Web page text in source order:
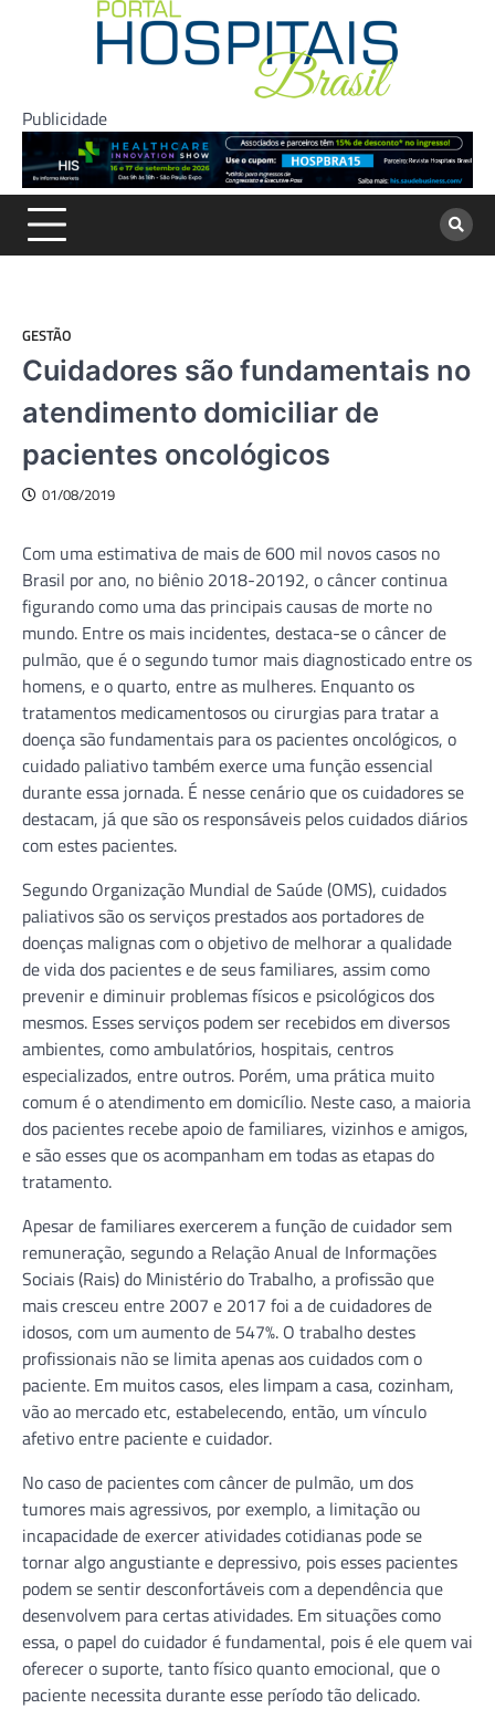
Publicidade
GESTÃO
Cuidadores são fundamentais no
atendimento domiciliar de
pacientes oncológicos
01/08/2019
Com uma estimativa de mais de 600 mil novos casos no
Brasil por ano, no biênio 2018-20192, o câncer continua
figurando como uma das principais causas de morte no
mundo. Entre os mais incidentes, destaca-se o câncer de
pulmão, que é o segundo tumor mais diagnosticado entre os
homens, e o quarto, entre as mulheres. Enquanto os
tratamentos medicamentosos ou cirurgias para tratar a
doença são fundamentais para os pacientes oncológicos, o
cuidado paliativo também exerce uma função essencial
durante essa jornada. É nesse cenário que os cuidadores se
destacam, já que são os responsáveis pelos cuidados diários
com estes pacientes.
Segundo Organização Mundial de Saúde (OMS), cuidados
paliativos são os serviços prestados aos portadores de
doenças malignas com o objetivo de melhorar a qualidade
de vida dos pacientes e de seus familiares, assim como
prevenir e diminuir problemas físicos e psicológicos dos
mesmos. Esses serviços podem ser recebidos em diversos
ambientes, como ambulatórios, hospitais, centros
especializados, entre outros. Porém, uma prática muito
comum é o atendimento em domicílio. Neste caso, a maioria
dos pacientes recebe apoio de familiares, vizinhos e amigos,
e são esses que os acompanham em todas as etapas do
tratamento.
Apesar de familiares exercerem a função de cuidador sem
remuneração, segundo a Relação Anual de Informações
Sociais (Rais) do Ministério do Trabalho, a profissão que
mais cresceu entre 2007 e 2017 foi a de cuidadores de
idosos, com um aumento de 547%. O trabalho destes
profissionais não se limita apenas aos cuidados com o
paciente. Em muitos casos, eles limpam a casa, cozinham,
vão ao mercado etc, estabelecendo, então, um vínculo
afetivo entre paciente e cuidador.
No caso de pacientes com câncer de pulmão, um dos
tumores mais agressivos, por exemplo, a limitação ou
incapacidade de exercer atividades cotidianas pode se
tornar algo angustiante e depressivo, pois esses pacientes
podem se sentir desconfortáveis com a dependência que
desenvolvem para certas atividades. Em situações como
essa, o papel do cuidador é fundamental, pois é ele quem vai
oferecer o suporte, tanto físico quanto emocional, que o
paciente necessita durante esse período tão delicado.